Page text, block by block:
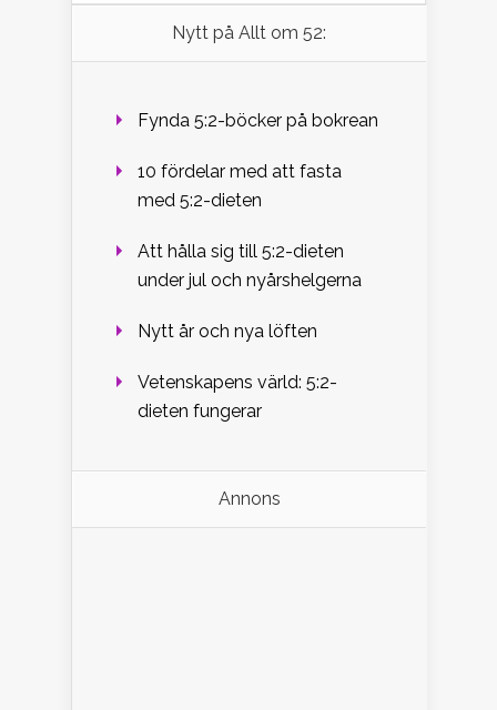
Nytt på Allt om 52:
Fynda 5:2-böcker på bokrean
10 fördelar med att fasta
med 5:2-dieten
Att hålla sig till 5:2-dieten
under jul och nyårshelgerna
Nytt år och nya löften
Vetenskapens värld: 5:2-
dieten fungerar
Annons